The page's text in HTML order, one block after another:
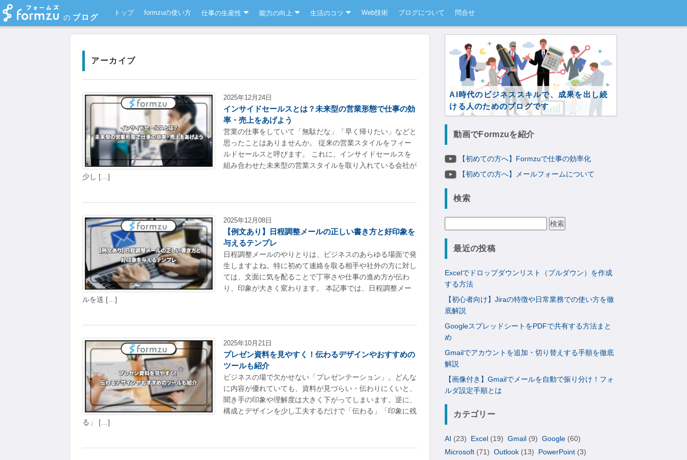
の ブログ トップ formzuの使い方 仕事の生産性 能力の向上 生活のコツ Web技術 ブログについて 問合せ
アーカイブ
2025年12月24日
インサイドセールスとは？未来型の営業形態で仕事の効
率・売上をあげよう
営業の仕事をしていて「無駄だな」「早く帰りたい」などと
思ったことはありませんか。 従来の営業スタイルをフィー
ルドセールスと呼びます。 これに、インサイドセールスを
組み合わせた未来型の営業スタイルを取り入れている会社が
少し […]
2025年12月08日
【例文あり】日程調整メールの正しい書き方と好印象を
与えるテンプレ
日程調整メールのやりとりは、ビジネスのあらゆる場面で発
生しますよね。特に初めて連絡を取る相手や社外の方に対し
ては、文面に気を配ることで丁寧さや仕事の進め方が伝わ
り、印象が大きく変わります。 本記事では、日程調整メー
ルを送 […]
2025年10月21日
プレゼン資料を見やすく！伝わるデザインやおすすめの
ツールも紹介
ビジネスの場で欠かせない「プレゼンテーション」。どんな
に内容が優れていても、資料が見づらい・伝わりにくいと、
聞き手の印象や理解度は大きく下がってしまいます。逆に、
構成とデザインを少し工夫するだけで「伝わる」「印象に残
る」 […]
AI時代のビジネススキルで、成果を出し続
ける人のためのブログです
動画でFormzuを紹介
【初めての方へ】Formzuで仕事の効率化
【初めての方へ】メールフォームについて
検索
最近の投稿
Excelでドロップダウンリスト（プルダウン）を作成
する方法
【初心者向け】Jiraの特徴や日常業務での使い方を徹
底解説
GoogleスプレッドシートをPDFで共有する方法まと
め
Gmailでアカウントを追加・切り替えする手順を徹底
解説
【画像付き】Gmailでメールを自動で振り分け！フォ
ルダ設定手順とは
カテゴリー
AI (23) Excel (19) Gmail (9) Google (60)
Microsoft (71) Outlook (13) PowerPoint (3)